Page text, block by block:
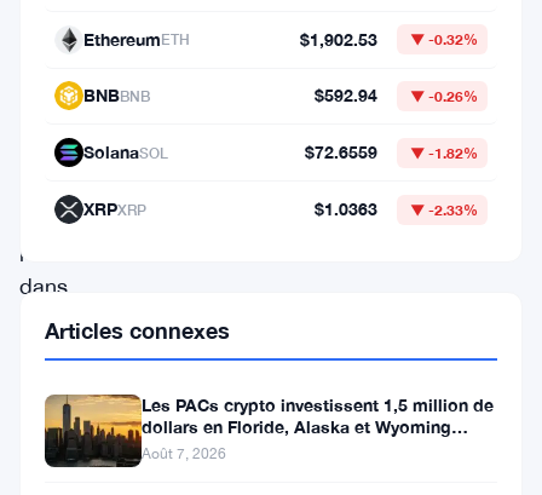
inscriptions
quotidiennes,
signalant
potentiel
percée
dans
mois
venir.
Cette
EthereumETH $1,902.53 ▼ -0.32%
BNBBNB $592.94 ▼ -0.26%
SolanaSOL $72.6559 ▼ -1.82%
XRPXRP $1.0363 ▼ -2.33%
Articles connexes
Les PACs crypto investissent 1,5 million de
dollars en Floride, Alaska et Wyoming
après un revers au Michigan
Août 7, 2026